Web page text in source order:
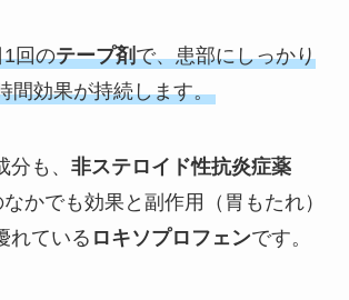
1回のテープ剤で、患部にしっかり
間効果が持続します。
も、 非ステロイド性抗炎症薬
かでも効果と副作用（胃もたれ）
れている ロキソプロフェンです。